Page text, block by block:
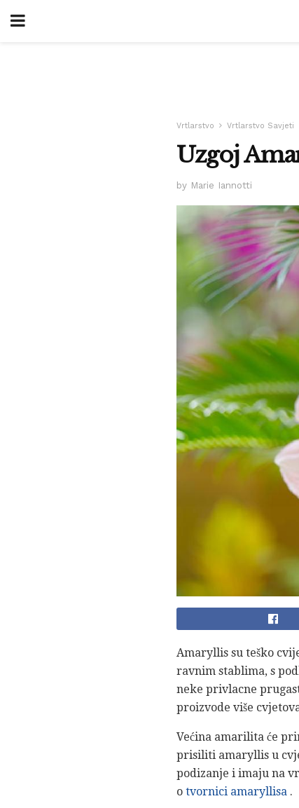
Vrtlarstvo Vrtlarstvo Savjeti
Uzgoj
by Marie Iannotti
Amaryllis su teško
ravnim stablima, s
neke privlacne
proizvode više
Većina amarilita će
prisiliti amaryllis u
podizanje i imaju na
o tvornici amaryllisa .